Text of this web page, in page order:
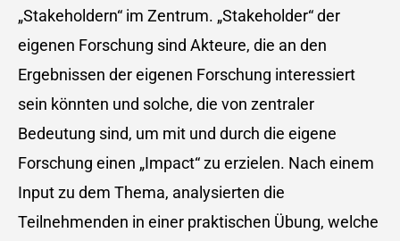
„Stakeholdern“ im Zentrum. „Stakeholder“ der
eigenen Forschung sind Akteure, die an den
Ergebnissen der eigenen Forschung interessiert
sein könnten und solche, die von zentraler
Bedeutung sind, um mit und durch die eigene
Forschung einen „Impact“ zu erzielen. Nach einem
Input zu dem Thema, analysierten die
Teilnehmenden in einer praktischen Übung, welche